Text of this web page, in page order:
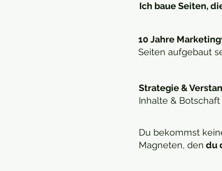
Ich baue Seiten,
10 Jahre
Seiten aufgebaut
Strategie &
Inhalte &
Du bekommst
Magneten, den du